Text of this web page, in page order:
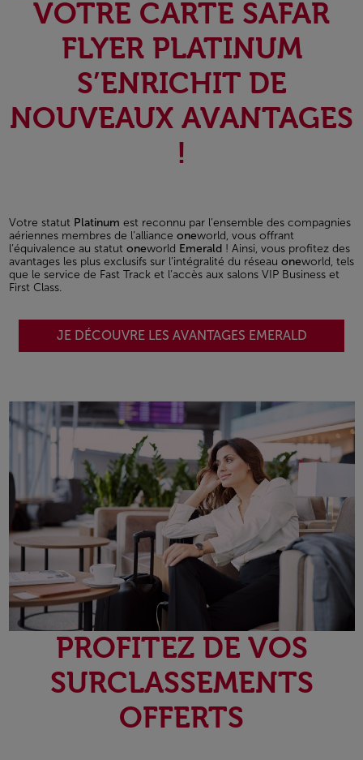
VOTRE CARTE SAFAR
FLYER PLATINUM
S’ENRICHIT DE
NOUVEAUX AVANTAGES
!
Votre statut Platinum est reconnu par l’ensemble des compagnies
aériennes membres de l’alliance oneworld, vous offrant
l’équivalence au statut oneworld Emerald! Ainsi, vous profitez des
avantages les plus exclusifs sur l’intégralité du réseau oneworld, tels
que le service de Fast Track et l’accès aux salons VIP Business et
First Class.
JE DÉCOUVRE LES AVANTAGES EMERALD
PROFITEZ DE VOS
SURCLASSEMENTS
OFFERTS